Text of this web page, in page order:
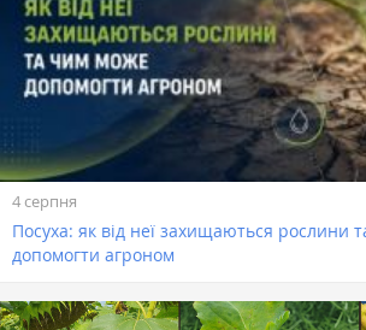
4 серпня
Посуха: як від неї захищаються рослини
допомогти агроном